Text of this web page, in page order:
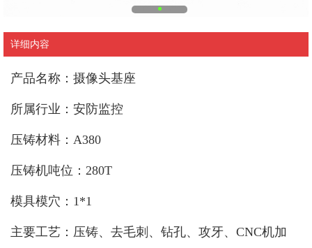
详细内容
产品名称：摄像头基座
所属行业：安防监控
压铸材料：A380
压铸机吨位：280T
模具模穴：1*1
主要工艺：压铸、去毛刺、钻孔、攻牙、CNC机加